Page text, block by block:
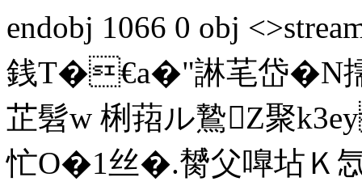
endobj 1066 0 obj
銭T�€a�"諃芼岱�N
芷髫w 梸萔ル鷙Z聚
忙O�1丝�.膥父嘷坫